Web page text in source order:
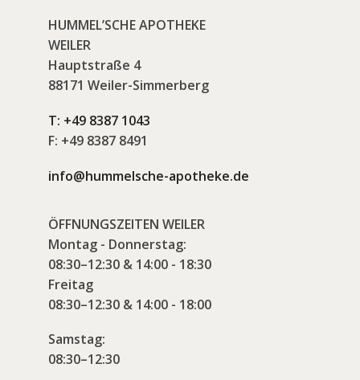
HUMMEL’SCHE APOTHEKE
WEILER
Hauptstraße 4
88171 Weiler-Simmerberg
T: +49 8387 1043
F: +49 8387 8491
info@hummelsche-apotheke.de
ÖFFNUNGSZEITEN WEILER
Montag - Donnerstag:
08:30–12:30 & 14:00 - 18:30
Freitag
08:30–12:30 & 14:00 - 18:00
Samstag:
08:30–12:30